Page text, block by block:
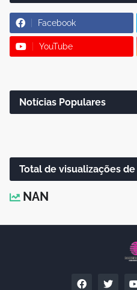
Facebook
YouTube
Notícias Populares
Total de visualizações
NAN